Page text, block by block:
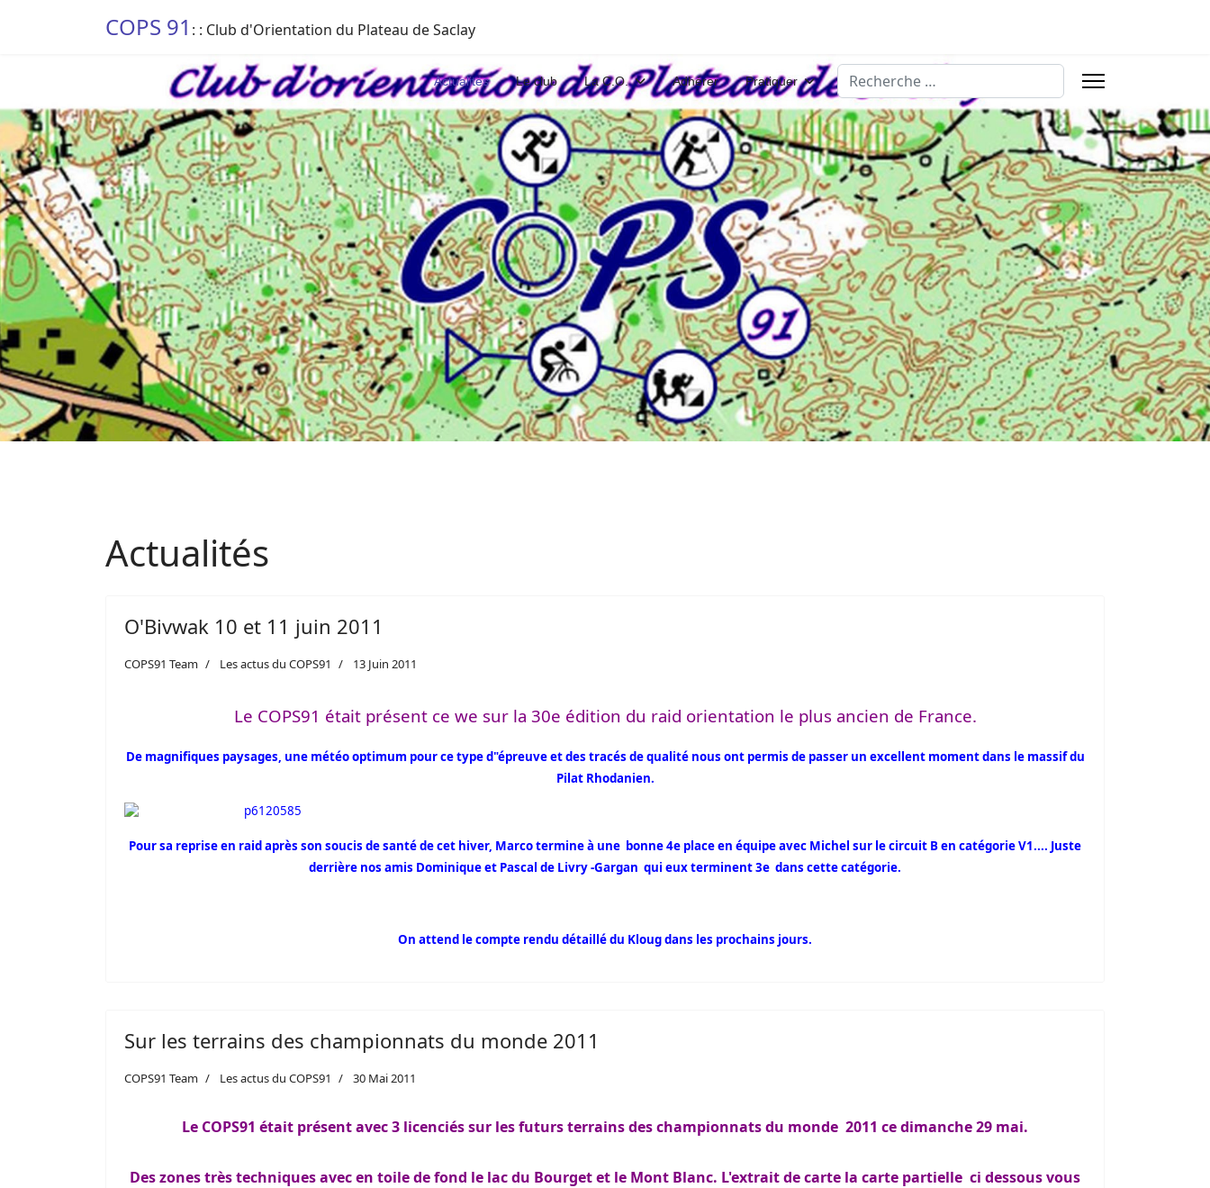
COPS 91 : : Club d'Orientation du Plateau de Saclay
Actualités Le club La C.O. Adhérer Pratiquer Rechercher
Actualités
O'Bivwak 10 et 11 juin 2011
COPS91 Team Les actus du COPS91 13 Juin 2011
Le COPS91 était présent ce we sur la 30e édition du raid orientation le plus ancien de France.
De magnifiques paysages, une météo optimum pour ce type d"épreuve et des tracés de qualité nous ont permis de passer un excellent moment dans le massif du
Pilat Rhodanien.
Pour sa reprise en raid après son soucis de santé de cet hiver, Marco termine à une bonne 4e place en équipe avec Michel sur le circuit B en catégorie V1.... Juste
derrière nos amis Dominique et Pascal de Livry -Gargan qui eux terminent 3e dans cette catégorie.
On attend le compte rendu détaillé du Kloug dans les prochains jours.
Sur les terrains des championnats du monde 2011
COPS91 Team Les actus du COPS91 30 Mai 2011
Le COPS91 était présent avec 3 licenciés sur les futurs terrains des championnats du monde 2011 ce dimanche 29 mai.
Des zones très techniques avec en toile de fond le lac du Bourget et le Mont Blanc. L'extrait de carte la carte partielle ci dessous vous